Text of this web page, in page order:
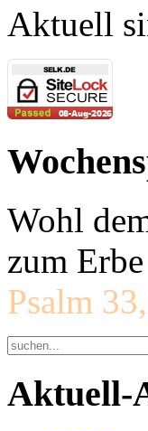
Aktuell
Wohl
zum
Psalm
Aktuell-